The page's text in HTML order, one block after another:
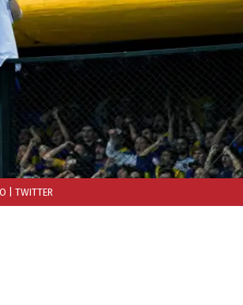
| TWITTER